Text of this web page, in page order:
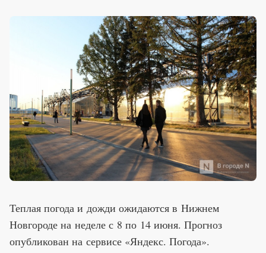
Теплая погода и дожди ожидаются в Нижнем
Новгороде на неделе с 8 по 14 июня. Прогноз
опубликован на сервисе «Яндекс. Погода».